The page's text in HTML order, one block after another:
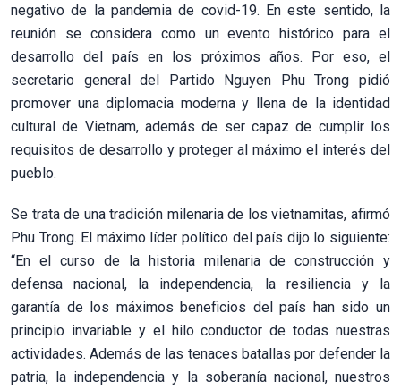
negativo de la pandemia de covid-19. En este sentido, la
reunión se considera como un evento histórico para el
desarrollo del país en los próximos años. Por eso, el
secretario general del Partido Nguyen Phu Trong pidió
promover una diplomacia moderna y llena de la identidad
cultural de Vietnam, además de ser capaz de cumplir los
requisitos de desarrollo y proteger al máximo el interés del
pueblo.
Se trata de una tradición milenaria de los vietnamitas, afirmó
Phu Trong. El máximo líder político del país dijo lo siguiente:
“En el curso de la historia milenaria de construcción y
defensa nacional, la independencia, la resiliencia y la
garantía de los máximos beneficios del país han sido un
principio invariable y el hilo conductor de todas nuestras
actividades. Además de las tenaces batallas por defender la
patria, la independencia y la soberanía nacional, nuestros